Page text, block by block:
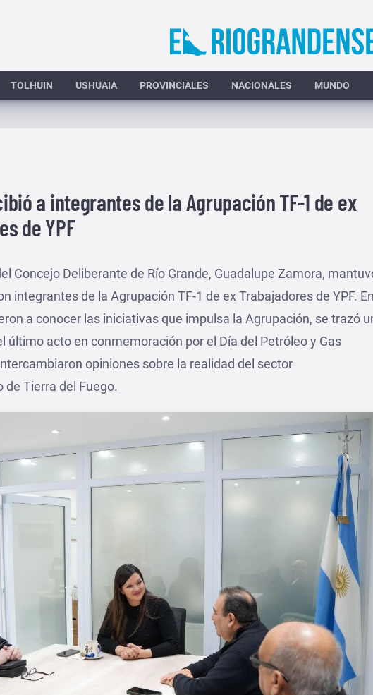
TOLHUIN USHUAIA PROVINCIALES NACIONALES MUNDO
a integrantes de la Agrupación TF-1 de ex
de YPF
Concejo Deliberante de Río Grande, Guadalupe Zamora,
integrantes de la Agrupación TF-1 de ex Trabajadores de YPF. En
a conocer las iniciativas que impulsa la Agrupación, se trazó
último acto en conmemoración por el Día del Petróleo y Gas
opiniones sobre la realidad del sector
de Tierra del Fuego.